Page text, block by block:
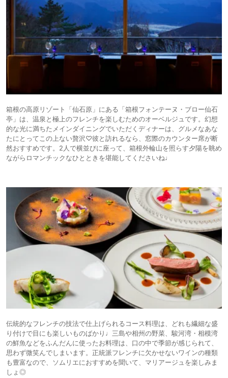
箱根の高原リゾート「仙石原」にある「箱根フォンテーヌ・ブロー仙石
亭」は、温泉と極上のフレンチを楽しむためのオーベルジュです。幻想
的な光に満ちたメインダイニングでいただくディナーは、グルメなあな
たにとってこの上ない贅沢♡彼と訪れるなら、窓際のカウンター席が断
然おすすめです。2人で横並びに座って、箱根外輪山を照らす夕陽を眺め
ながらロマンチックなひとときを堪能してくださいね♩
伝統的なフレンチの技法で仕上げられるコース料理は、どれも繊細な盛
り付けで目にも楽しいものばかり♩三島や相州の野菜、駿河湾・相模湾
の鮮魚などをふんだんに使ったお料理は、口の中で季節が感じられて、
思わず微笑んでしまいます。正統派フレンチに欠かせないワインの種類
も豊富なので、ソムリエにおすすめを聞いて、マリアージュを楽しみま
しょ◎